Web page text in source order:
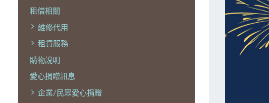
租借相關
維修代用
租賃服務
購物說明
愛心捐贈訊息
企業/民眾愛心捐贈